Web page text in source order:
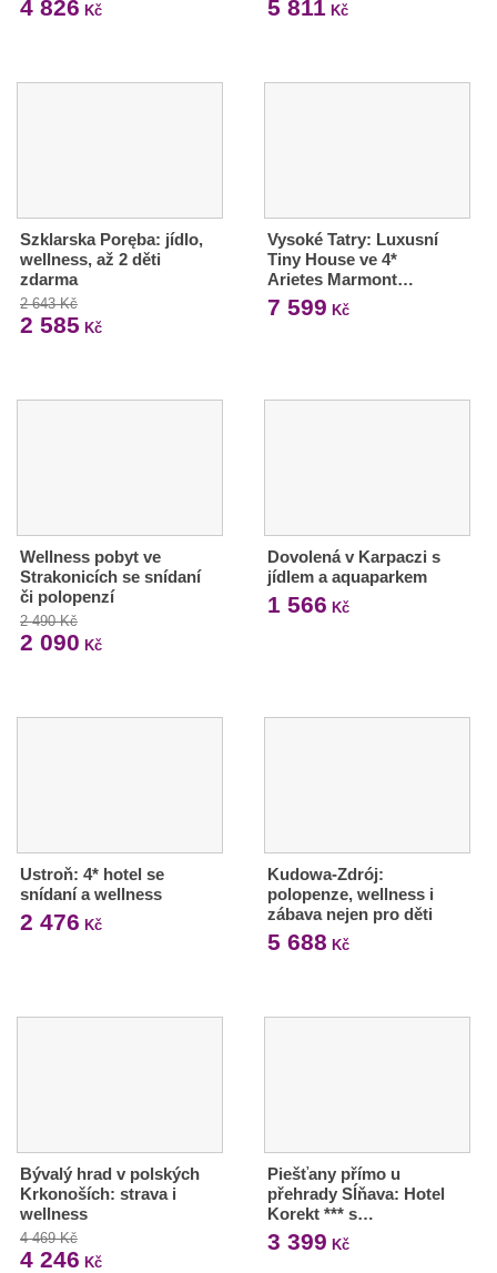
4 826 Kč 5 811 Kč
Szklarska Poręba: jídlo,
wellness, až 2 děti
zdarma
2 643 Kč
2 585 Kč
Vysoké Tatry: Luxusní
Tiny House ve 4*
Arietes Marmont…
7 599 Kč
Wellness pobyt ve
Strakonicích se snídaní
či polopenzí
2 490 Kč
2 090 Kč
Dovolená v Karpaczi s
jídlem a aquaparkem
1 566 Kč
Ustroň: 4* hotel se
snídaní a wellness
2 476 Kč
Kudowa-Zdrój:
polopenze, wellness i
zábava nejen pro děti
5 688 Kč
Bývalý hrad v polských
Krkonoších: strava i
wellness
4 469 Kč
4 246 Kč
Piešťany přímo u
přehrady Sĺňava: Hotel
Korekt *** s…
3 399 Kč